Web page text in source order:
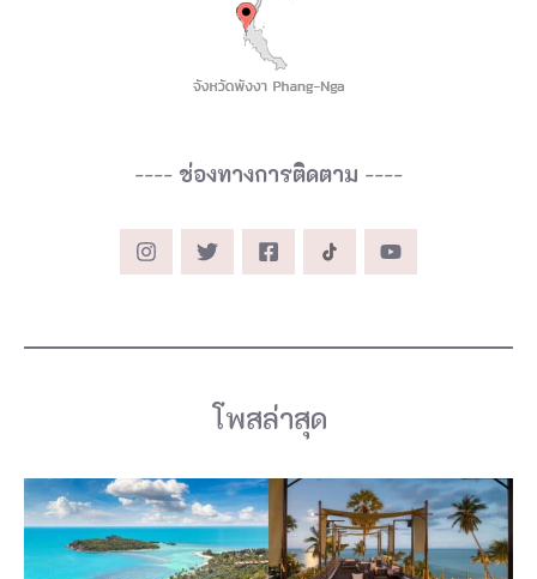
---- ช่องทางการติดตาม ----
โพสล่าสุด